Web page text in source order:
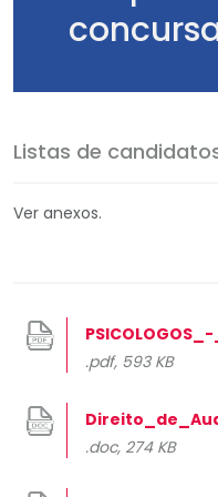
Listas de
Ver anexos.
.pdf, 593 KB
.doc, 274 KB